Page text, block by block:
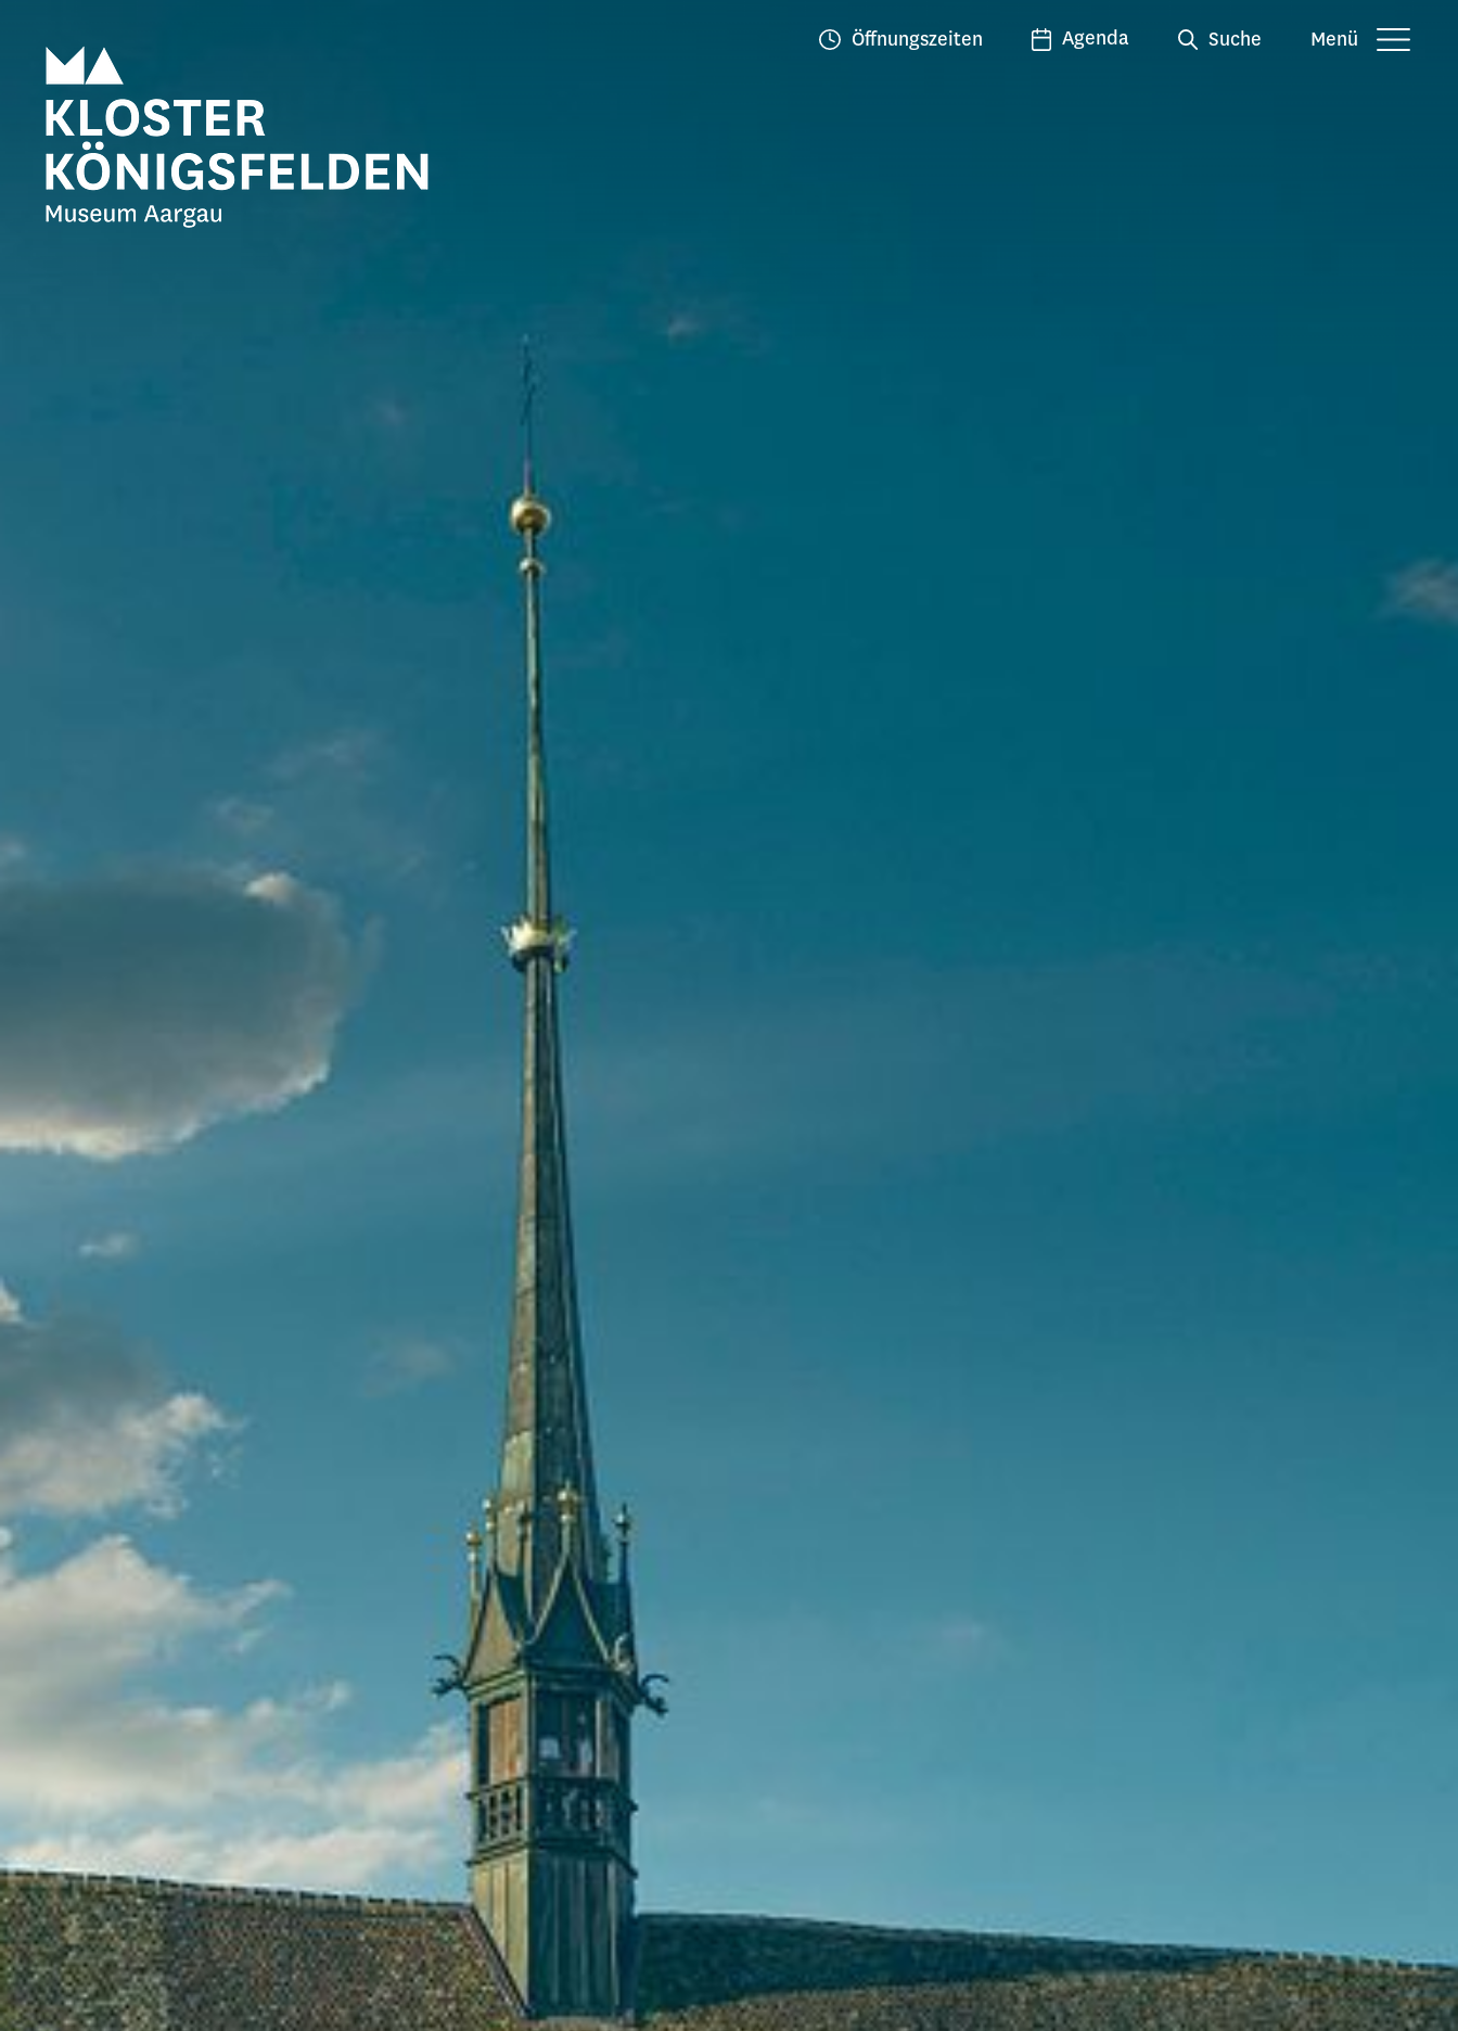
Öffnungszeiten Agenda Suche Menü